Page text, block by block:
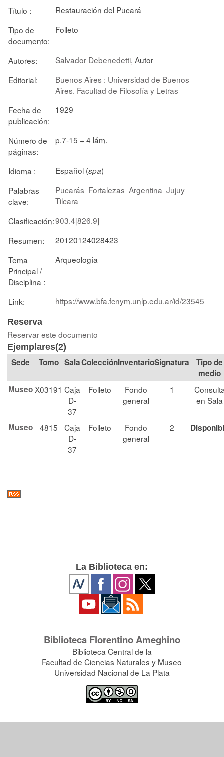
Título :
Restauración del Pucará
Tipo de
documento:
Folleto
Autores: Salvador Debenedetti, Autor
Editorial:
Buenos Aires : Universidad de Buenos
Aires. Facultad de Filosofía y Letras
Fecha de
publicación:
1929
Número de
páginas:
p.7-15 + 4 lám.
Idioma : Español (spa)
Palabras
clave:
Pucarás Fortalezas Argentina Jujuy
Tilcara
Clasificación:903.4[826.9]
Resumen:
20120124028423
Tema
Principal /
Disciplina :
Arqueología
Link: https://www.bfa.fcnym.unlp.edu.ar/id/23545
Reserva
Reservar este documento
Ejemplares(2)
Tomo SalaColección Signatura
Tipo de
medio
MuseoX03191 Caja
D-
37
Folleto
Fondo
general
1
en Sala
Museo 4815
Caja
D-
37
Folleto
Fondo
general
2
La Biblioteca en:
Biblioteca Florentino Ameghino
Biblioteca Central de la
Facultad de Ciencias Naturales y Museo
Universidad Nacional de La Plata